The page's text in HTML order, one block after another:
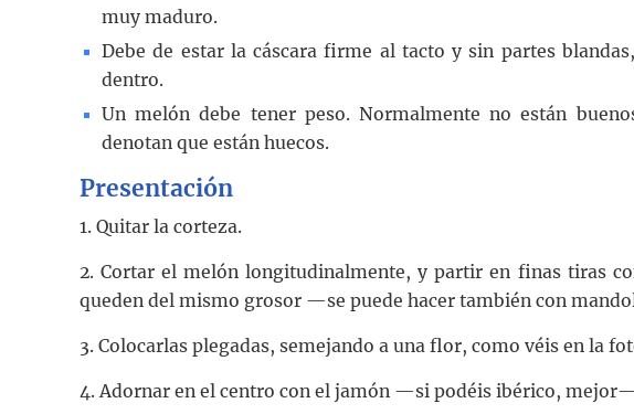
muy maduro.
Debe de estar la cáscara firme al tacto y sin partes
dentro.
Un melón debe tener peso. Normalmente no están
denotan que están huecos.
Presentación
1. Quitar la corteza.
2. Cortar el melón longitudinalmente, y partir en finas tiras
queden del mismo grosor —se puede hacer también con
3. Colocarlas plegadas, semejando a una flor, como véis en la
4. Adornar en el centro con el jamón —si podéis ibérico,